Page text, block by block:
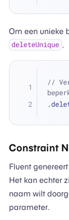
Om een unieke
deleteUnique .
//
Constraint
Fluent
Het kan echter
naam wilt
parameter.